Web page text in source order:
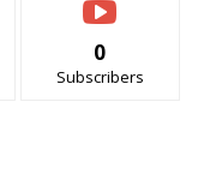
0
Subscribers